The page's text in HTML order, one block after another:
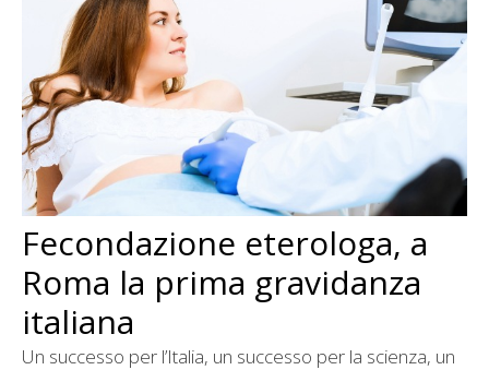
Fecondazione eterologa, a
Roma la prima gravidanza
italiana
Un successo per l’Italia, un successo per la scienza, un